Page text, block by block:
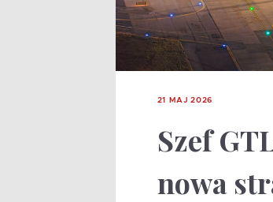
21 MAJ 2026
Szef
nowa